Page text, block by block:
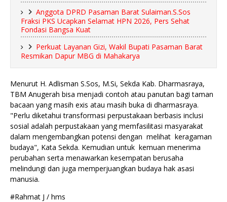
Anggota DPRD Pasaman Barat Sulaiman.S.Sos
Fraksi PKS Ucapkan Selamat HPN 2026, Pers Sehat
Fondasi Bangsa Kuat
Perkuat Layanan Gizi, Wakil Bupati Pasaman Barat
Resmikan Dapur MBG di Mahakarya
Menurut H. Adlisman S.Sos, M.Si, Sekda Kab. Dharmasraya,
TBM Anugerah bisa menjadi contoh atau panutan bagi taman
bacaan yang masih exis atau masih buka di dharmasraya.
"Perlu diketahui transformasi perpustakaan berbasis inclusi
sosial adalah perpustakaan yang memfasilitasi masyarakat
dalam mengembangkan potensi dengan melihat keragaman
budaya", Kata Sekda. Kemudian untuk kemuan menerima
perubahan serta menawarkan kesempatan berusaha
melindungi dan juga memperjuangkan budaya hak asasi
manusia.
#Rahmat J / hms